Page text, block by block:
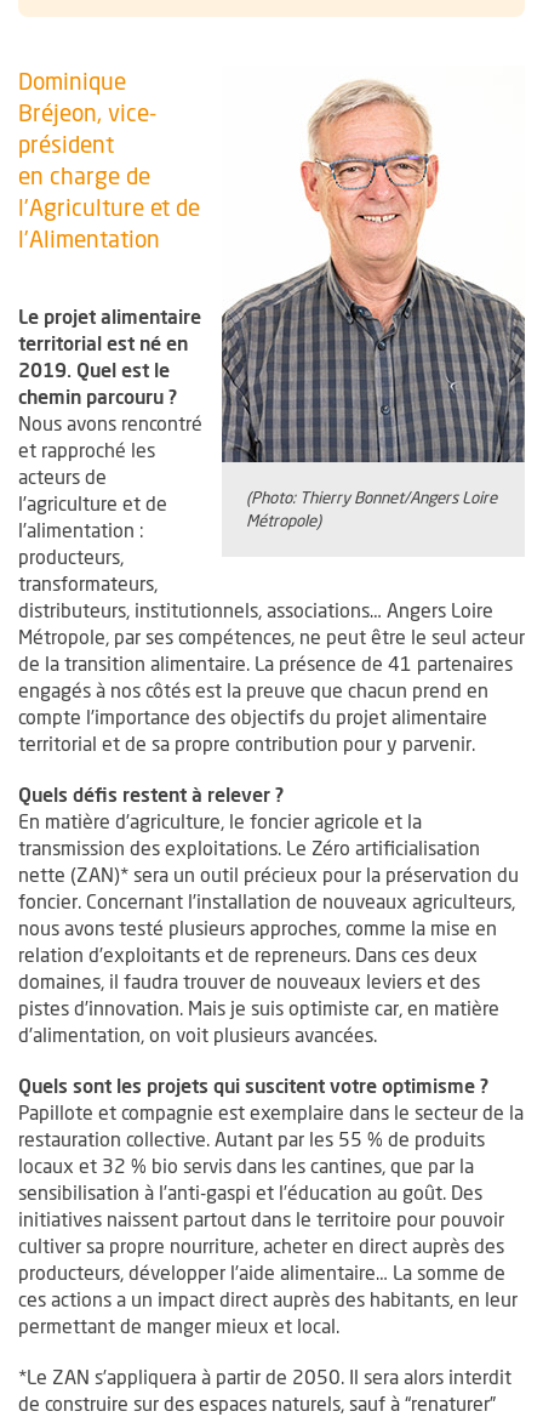
(Photo: Thierry Bonnet/Angers Loire
Métropole)
Dominique
Bréjeon, vice-
président
en charge de
l’Agriculture et de
l’Alimentation
Le projet alimentaire
territorial est né en
2019. Quel est le
chemin parcouru ?
Nous avons rencontré
et rapproché les
acteurs de
l’agriculture et de
l’alimentation :
producteurs,
transformateurs,
distributeurs, institutionnels, associations… Angers Loire
Métropole, par ses compétences, ne peut être le seul acteur
de la transition alimentaire. La présence de 41 partenaires
engagés à nos côtés est la preuve que chacun prend en
compte l’importance des objectifs du projet alimentaire
territorial et de sa propre contribution pour y parvenir.
Quels défis restent à relever ?
En matière d’agriculture, le foncier agricole et la
transmission des exploitations. Le Zéro artificialisation
nette (ZAN)* sera un outil précieux pour la préservation du
foncier. Concernant l’installation de nouveaux agriculteurs,
nous avons testé plusieurs approches, comme la mise en
relation d’exploitants et de repreneurs. Dans ces deux
domaines, il faudra trouver de nouveaux leviers et des
pistes d’innovation. Mais je suis optimiste car, en matière
d’alimentation, on voit plusieurs avancées.
Quels sont les projets qui suscitent votre optimisme ?
Papillote et compagnie est exemplaire dans le secteur de la
restauration collective. Autant par les 55 % de produits
locaux et 32 % bio servis dans les cantines, que par la
sensibilisation à l’anti-gaspi et l’éducation au goût. Des
initiatives naissent partout dans le territoire pour pouvoir
cultiver sa propre nourriture, acheter en direct auprès des
producteurs, développer l’aide alimentaire… La somme de
ces actions a un impact direct auprès des habitants, en leur
permettant de manger mieux et local.
*Le ZAN s’appliquera à partir de 2050. Il sera alors interdit
de construire sur des espaces naturels, sauf à “renaturer”